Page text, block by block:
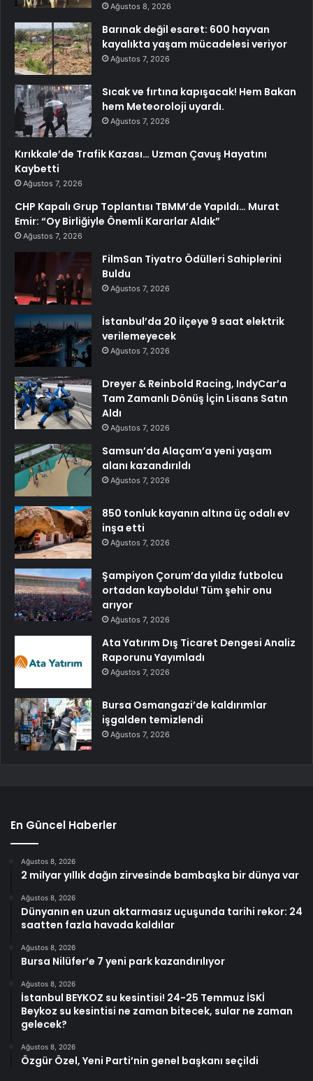
Ağustos 8, 2026
Barınak değil esaret: 600 hayvan
kayalıkta yaşam mücadelesi veriyor
Ağustos 7, 2026
Sıcak ve fırtına kapışacak! Hem Bakan
hem Meteoroloji uyardı.
Ağustos 7, 2026
Kırıkkale’de Trafik Kazası… Uzman Çavuş Hayatını
Kaybetti
Ağustos 7, 2026
CHP Kapalı Grup Toplantısı TBMM’de Yapıldı… Murat
Emir: “Oy Birliğiyle Önemli Kararlar Aldık”
Ağustos 7, 2026
FilmSan Tiyatro Ödülleri Sahiplerini
Buldu
Ağustos 7, 2026
İstanbul’da 20 ilçeye 9 saat elektrik
verilemeyecek
Ağustos 7, 2026
Dreyer & Reinbold Racing, IndyCar’a
Tam Zamanlı Dönüş İçin Lisans Satın
Aldı
Ağustos 7, 2026
Samsun’da Alaçam’a yeni yaşam
alanı kazandırıldı
Ağustos 7, 2026
850 tonluk kayanın altına üç odalı ev
inşa etti
Ağustos 7, 2026
Şampiyon Çorum’da yıldız futbolcu
ortadan kayboldu! Tüm şehir onu
arıyor
Ağustos 7, 2026
Ata Yatırım Dış Ticaret Dengesi Analiz
Raporunu Yayımladı
Ağustos 7, 2026
Bursa Osmangazi’de kaldırımlar
işgalden temizlendi
Ağustos 7, 2026
En Güncel Haberler
Ağustos 8, 2026
2 milyar yıllık dağın zirvesinde bambaşka bir dünya var
Ağustos 8, 2026
Dünyanın en uzun aktarmasız uçuşunda tarihi rekor: 24
saatten fazla havada kaldılar
Ağustos 8, 2026
Bursa Nilüfer’e 7 yeni park kazandırılıyor
Ağustos 8, 2026
İstanbul BEYKOZ su kesintisi! 24-25 Temmuz İSKİ
Beykoz su kesintisi ne zaman bitecek, sular ne zaman
gelecek?
Ağustos 8, 2026
Özgür Özel, Yeni Parti’nin genel başkanı seçildi